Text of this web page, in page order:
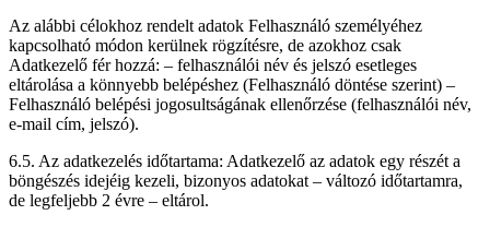
Az alábbi célokhoz rendelt adatok Felhasználó személyéhez
kapcsolható módon kerülnek rögzítésre, de azokhoz csak
Adatkezelő fér hozzá: – felhasználói név és jelszó esetleges
eltárolása a könnyebb belépéshez (Felhasználó döntése szerint) –
Felhasználó belépési jogosultságának ellenőrzése (felhasználói név,
e-mail cím, jelszó).
6.5. Az adatkezelés időtartama: Adatkezelő az adatok egy részét a
böngészés idejéig kezeli, bizonyos adatokat – változó időtartamra,
de legfeljebb 2 évre – eltárol.